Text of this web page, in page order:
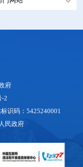
府
-2
识码：5425240001
民政府